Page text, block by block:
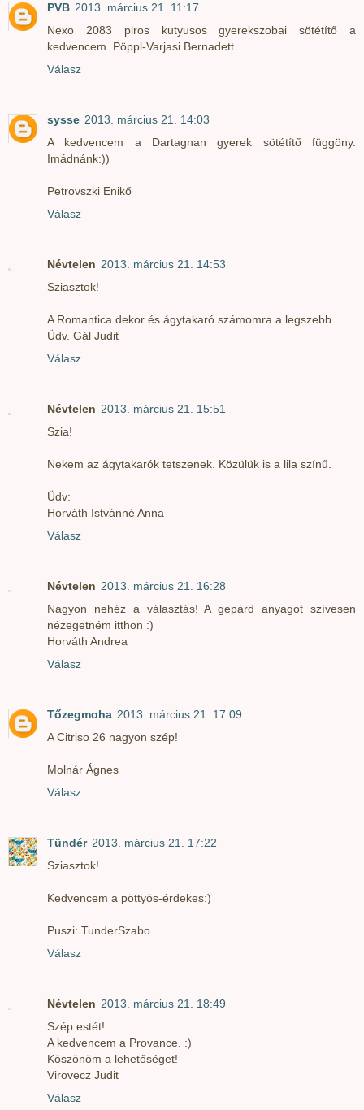
PVB 2013. március 21. 11:17
Nexo 2083 piros kutyusos gyerekszobai sötétítő a
kedvencem. Pöppl-Varjasi Bernadett
Válasz
sysse 2013. március 21. 14:03
A kedvencem a Dartagnan gyerek sötétítő függöny.
Imádnánk:))
Petrovszki Enikő
Válasz
Névtelen 2013. március 21. 14:53
Sziasztok!
A Romantica dekor és ágytakaró számomra a legszebb.
Üdv. Gál Judit
Válasz
Névtelen 2013. március 21. 15:51
Szia!
Nekem az ágytakarók tetszenek. Közülük is a lila színű.
Üdv:
Horváth Istvánné Anna
Válasz
Névtelen 2013. március 21. 16:28
Nagyon nehéz a választás! A gepárd anyagot szívesen
nézegetném itthon :)
Horváth Andrea
Válasz
Tőzegmoha 2013. március 21. 17:09
A Citriso 26 nagyon szép!
Molnár Ágnes
Válasz
Tündér 2013. március 21. 17:22
Sziasztok!
Kedvencem a pöttyös-érdekes:)
Puszi: TunderSzabo
Válasz
Névtelen 2013. március 21. 18:49
Szép estét!
A kedvencem a Provance. :)
Köszönöm a lehetőséget!
Virovecz Judit
Válasz